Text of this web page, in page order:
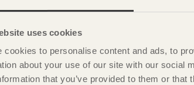
uses cookies
cookies to personalise content and ads, to
about your use of our site with our social
that you’ve provided to them or
Traerup Madsen Köpenhamn